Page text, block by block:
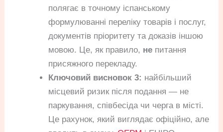
полягає в точному іспанському
формулюванні переліку товарів і послуг,
документів пріоритету та доказів іншою
мовою. Це, як правило, не питання
присяжного перекладу.
Ключовий висновок 3: найбільший
місцевий ризик після подання — не
паркування, співбесіда чи черга в місті.
Це рахунок, який виглядає офіційно, але